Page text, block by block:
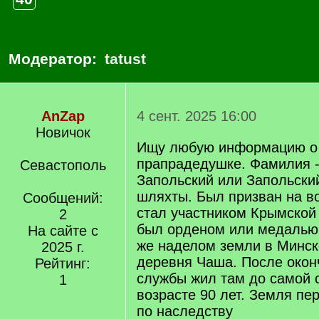
Модератор: tatust
AnZap
Новичок
Севастополь
Сообщений:
2
На сайте с
2025 г.
Рейтинг:
1
4 сент. 2025 16:00
Ищу любую информацию о
прапрадедушке. Фамилия
Запольский или
шляхты. Был призван на
стал участником
был орденом или медалью
же наделом земли в
деревня Чаша. После
службы жил там до самой
возрасте 90 лет. Земля
по наследству